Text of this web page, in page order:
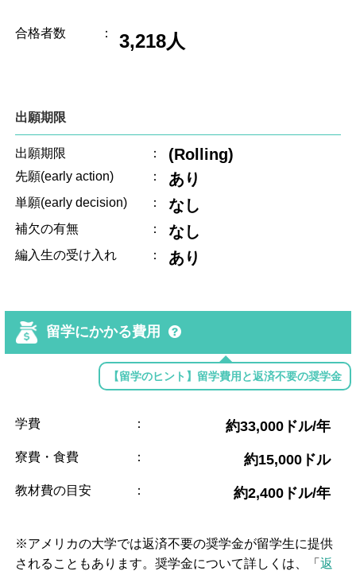
合格者数 ： 3,218人
出願期限
出願期限 ： (Rolling)
先願(early action) ： あり
単願(early decision) ： なし
補欠の有無 ： なし
編入生の受け入れ ： あり
留学にかかる費用
【留学のヒント】留学費用と返済不要の奨学金
学費 ： 約33,000ドル/年
寮費・食費 ： 約15,000ドル
教材費の目安 ： 約2,400ドル/年
※アメリカの大学では返済不要の奨学金が留学生に提供
されることもあります。奨学金について詳しくは、「返